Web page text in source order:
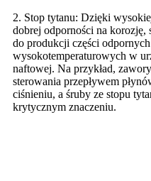
2. Stop tytanu: Dzięki
dobrej odporności na korozję,
do produkcji części
wysokotemperaturowych w
naftowej. Na przykład,
sterowania przepływem
ciśnieniu, a śruby ze stopu
krytycznym znaczeniu.